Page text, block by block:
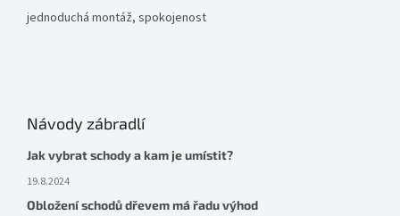
jednoduchá montáž, spokojenost
Návody zábradlí
Jak vybrat schody a kam je umístit?
19.8.2024
Obložení schodů dřevem má řadu výhod